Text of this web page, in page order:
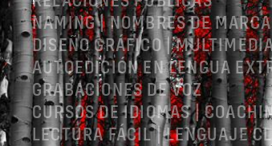
NAMING | NOMBRES DE MARCA
DISEÑO GRÁFICO |
AUTOEDICIÓN EN LENGUA
GRABACIONES DE VOZ
CURSOS DE IDIOMAS |
LECTURA FÁCIL | LENGUAJE